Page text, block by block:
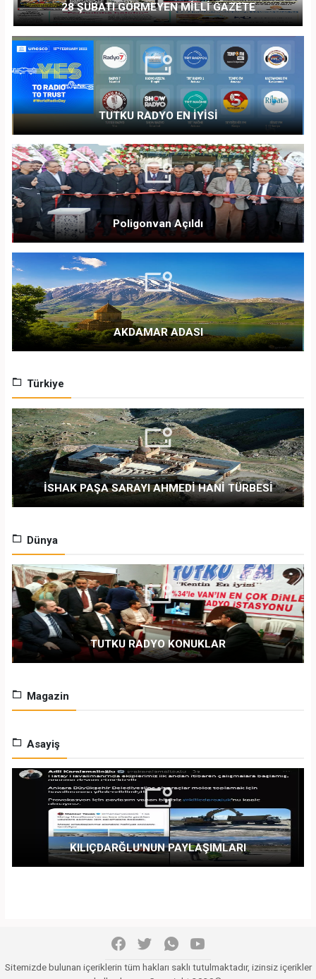
28 ŞUBATI GÖRMEYEN MİLLİ GAZETE
TUTKU RADYO EN İYİSİ
Poligonvan Açıldı
AKDAMAR ADASI
Türkiye
İSHAK PAŞA SARAYI AHMEDİ HANİ TÜRBESİ
Dünya
TUTKU RADYO KONUKLAR
Magazin
Asayiş
KILIÇDARĞLU'NUN PAYLAŞIMLARI
Sitemizde bulunan içeriklerin tüm hakları saklı tutulmaktadır, izinsiz içerikler